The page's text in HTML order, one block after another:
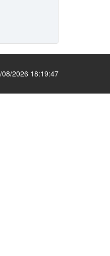
2026 18:19:47